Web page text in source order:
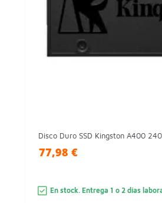
Disco Duro SSD Kingston A400
77,98 €
En stock. Entrega 1 o 2 días